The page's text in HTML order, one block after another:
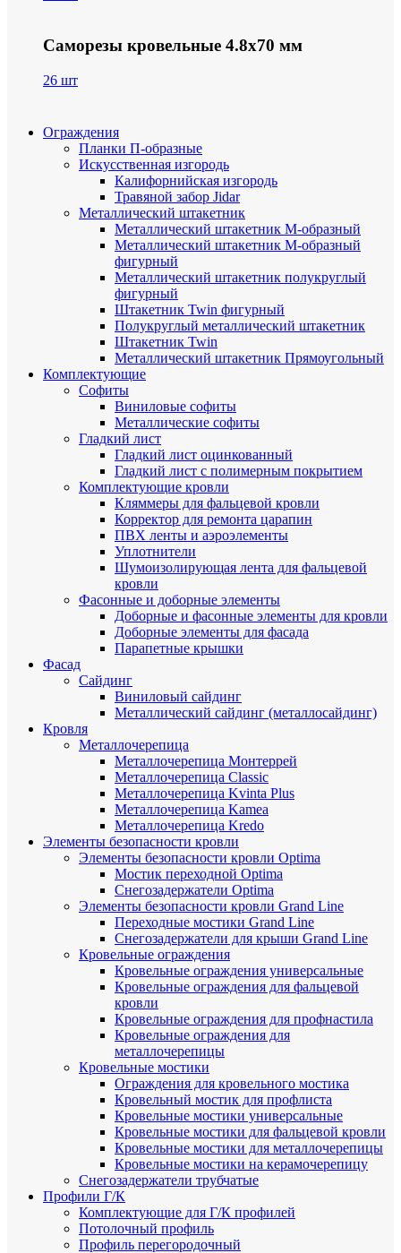
Саморезы кровельные 4.8х70 мм
26 шт
Ограждения
Планки П-образные
Искусственная изгородь
Калифорнийская изгородь
Травяной забор Jidar
Металлический штакетник
Металлический штакетник М-образный
Металлический штакетник М-образный
фигурный
Металлический штакетник полукруглый
фигурный
Штакетник Twin фигурный
Полукруглый металлический штакетник
Штакетник Twin
Металлический штакетник Прямоугольный
Комплектующие
Cофиты
Виниловые софиты
Металлические софиты
Гладкий лист
Гладкий лист оцинкованный
Гладкий лист с полимерным покрытием
Комплектующие кровли
Кляммеры для фальцевой кровли
Корректор для ремонта царапин
ПВХ ленты и аэроэлементы
Уплотнители
Шумоизолирующая лента для фальцевой
кровли
Фасонные и доборные элементы
Доборные и фасонные элементы для кровли
Доборные элементы для фасада
Парапетные крышки
Фасад
Сайдинг
Виниловый сайдинг
Металлический сайдинг (металлосайдинг)
Кровля
Металлочерепица
Металлочерепица Монтеррей
Металлочерепица Classic
Металлочерепица Kvinta Plus
Металлочерепица Kamea
Металлочерепица Kredo
Элементы безопасности кровли
Элементы безопасности кровли Optima
Мостик переходной Optima
Снегозадержатели Optima
Элементы безопасности кровли Grand Line
Переходные мостики Grand Line
Снегозадержатели для крыши Grand Line
Кровельные ограждения
Кровельные ограждения универсальные
Кровельные ограждения для фальцевой
кровли
Кровельные ограждения для профнастила
Кровельные ограждения для
металлочерепицы
Кровельные мостики
Ограждения для кровельного мостика
Кровельный мостик для профлиста
Кровельные мостики универсальные
Кровельные мостики для фальцевой кровли
Кровельные мостики для металлочерепицы
Кровельные мостики на керамочерепицу
Снегозадержатели трубчатые
Профили Г/К
Комплектующие для Г/К профилей
Потолочный профиль
Профиль перегородочный